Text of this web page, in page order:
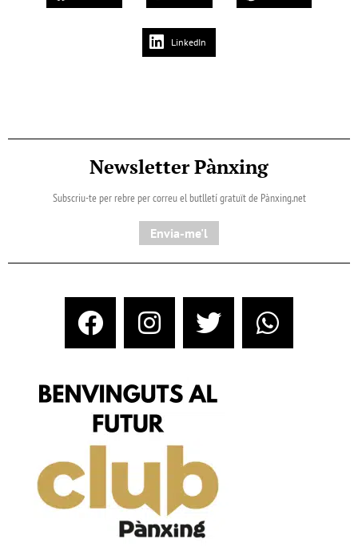
LinkedIn
Newsletter Pànxing
Subscriu-te per rebre per correu el butlletí gratuït de Pànxing.net​
Envia-me'l